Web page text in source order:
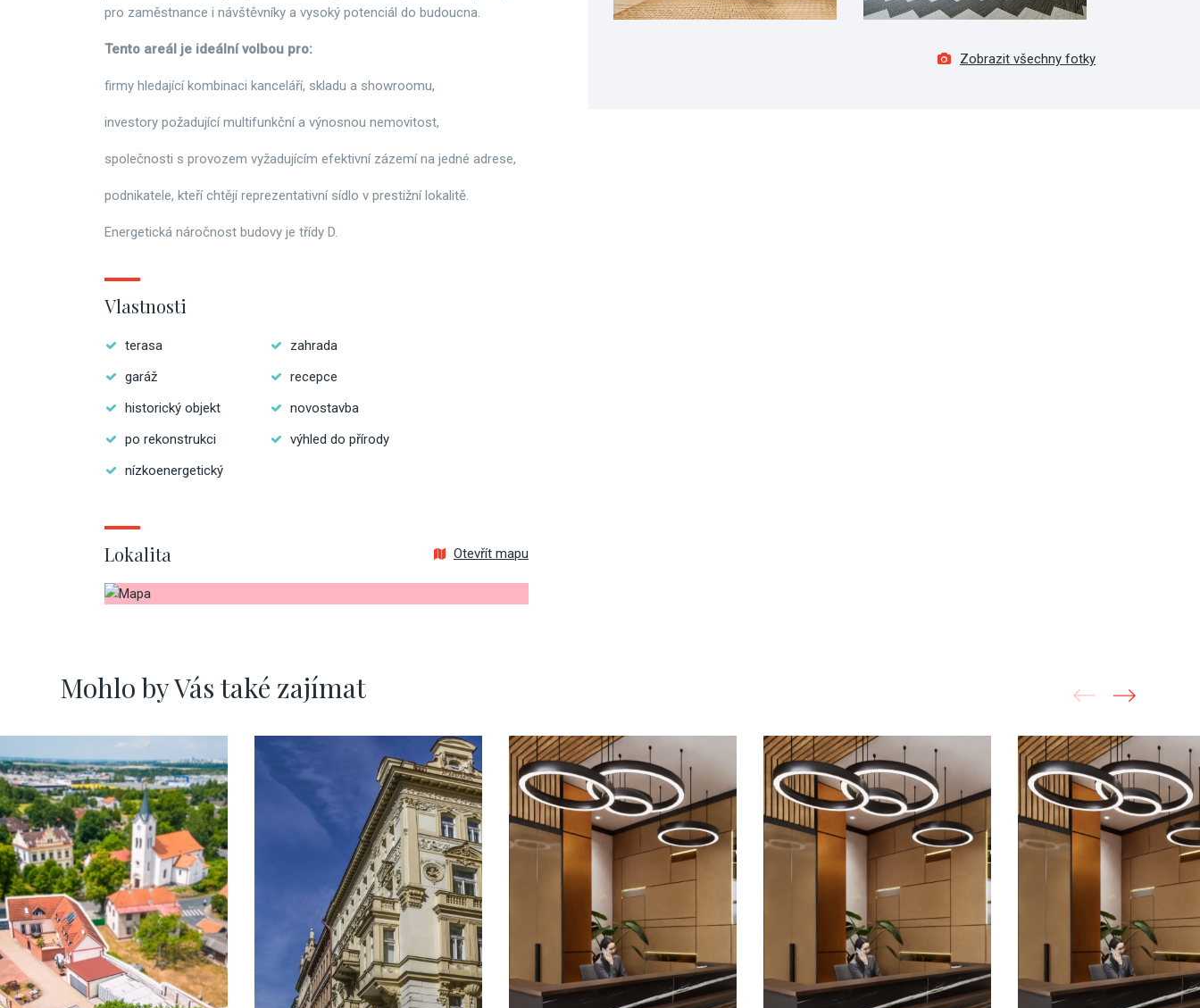
Zobrazit všechny fotky
pro zaměstnance i návštěvníky a vysoký potenciál do budoucna.
Tento areál je ideální volbou pro:
firmy hledající kombinaci kanceláří, skladu a showroomu,
investory požadující multifunkční a výnosnou nemovitost,
společnosti s provozem vyžadujícím efektivní zázemí na jedné adrese,
podnikatele, kteří chtějí reprezentativní sídlo v prestižní lokalitě.
Energetická náročnost budovy je třídy D.
Vlastnosti
terasa
zahrada
garáž
recepce
historický objekt
novostavba
po rekonstrukci
výhled do přírody
nízkoenergetický
Lokalita Otevřít mapu
Mohlo by Vás také zajímat